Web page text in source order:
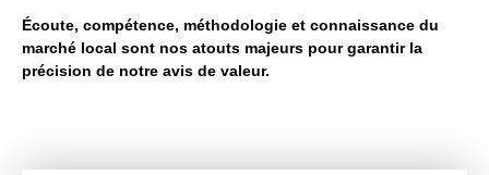
Écoute, compétence, méthodologie et connaissance du
marché local sont nos atouts majeurs pour garantir la
précision de notre avis de valeur.